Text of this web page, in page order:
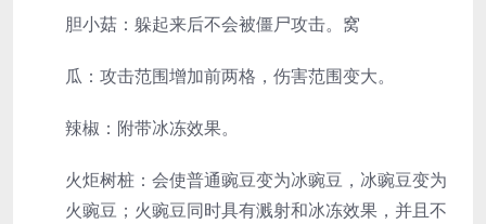
胆小菇：躲起来后不会被僵尸攻击。窝
瓜：攻击范围增加前两格，伤害范围变大。
辣椒：附带冰冻效果。
火炬树桩：会使普通豌豆变为冰豌豆，冰豌豆变为
火豌豆；火豌豆同时具有溅射和冰冻效果，并且不